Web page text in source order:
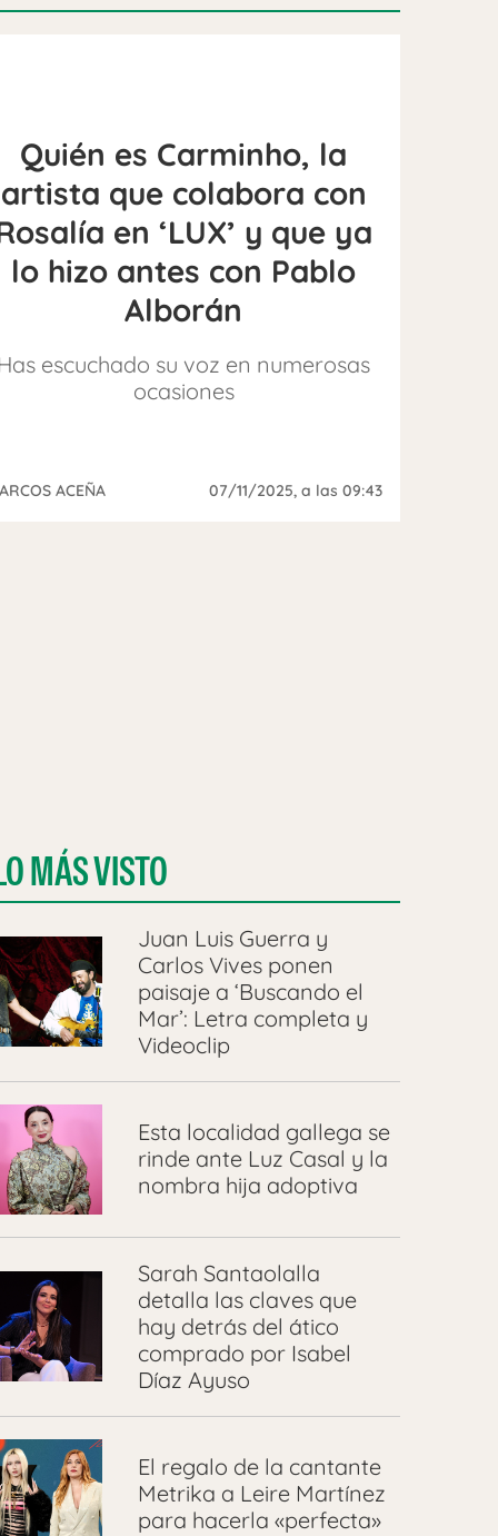
Quién es Carminho, la
artista que colabora con
en ‘LUX’ y que ya
lo hizo antes con Pablo
Alborán
escuchado su voz en numerosas
ocasiones
ACEÑA 07/11/2025, a las 09:43
MÁS VISTO
Juan Luis Guerra y
Carlos Vives ponen
paisaje a ‘Buscando el
Mar’: Letra completa y
Videoclip
Esta localidad gallega se
rinde ante Luz Casal y la
nombra hija adoptiva
Sarah Santaolalla
detalla las claves que
hay detrás del ático
comprado por Isabel
Díaz Ayuso
El regalo de la cantante
Metrika a Leire Martínez
para hacerla «perfecta»